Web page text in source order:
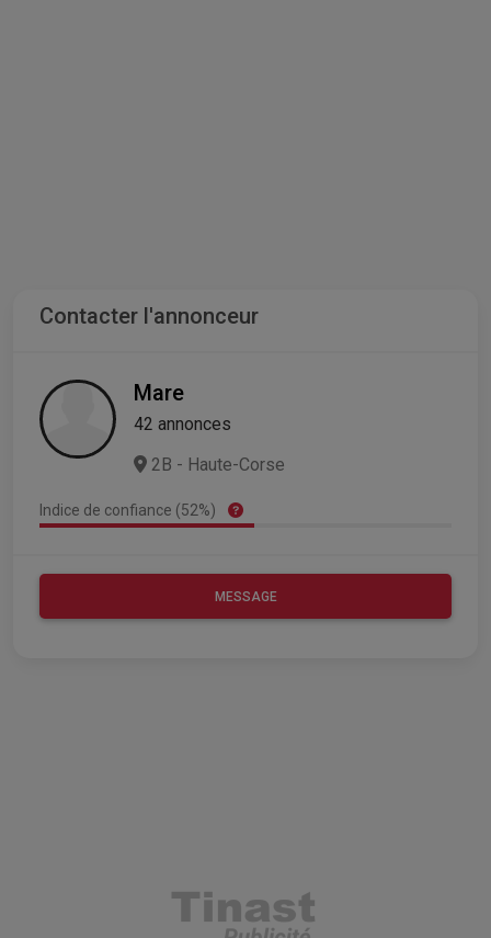
Contacter l'annonceur
Mare
42 annonces
2B - Haute-Corse
Indice de confiance (52%)
MESSAGE